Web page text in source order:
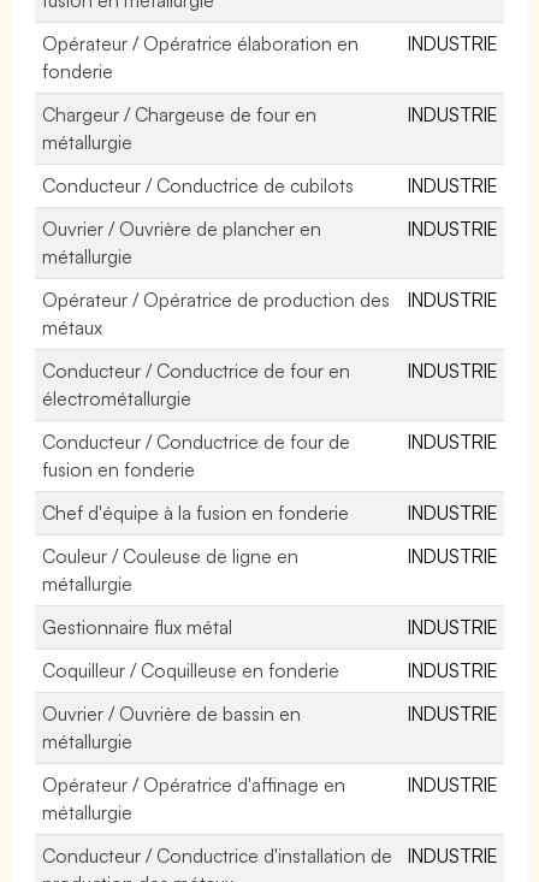
Opérateur / Opératrice élaboration en
fonderie
INDUSTRIE
Chargeur / Chargeuse de four en
métallurgie
INDUSTRIE
Conducteur / Conductrice de cubilots
INDUSTRIE
Ouvrier / Ouvrière de plancher en
métallurgie
INDUSTRIE
Opérateur / Opératrice de production des
métaux
INDUSTRIE
Conducteur / Conductrice de four en
électrométallurgie
INDUSTRIE
Conducteur / Conductrice de four de
fusion en fonderie
INDUSTRIE
Chef d'équipe à la fusion en fonderie
INDUSTRIE
Couleur / Couleuse de ligne en
métallurgie
INDUSTRIE
Gestionnaire flux métal
INDUSTRIE
Coquilleur / Coquilleuse en fonderie
INDUSTRIE
Ouvrier / Ouvrière de bassin en
métallurgie
INDUSTRIE
Opérateur / Opératrice d'affinage en
métallurgie
INDUSTRIE
Conducteur / Conductrice d'installation de
INDUSTRIE